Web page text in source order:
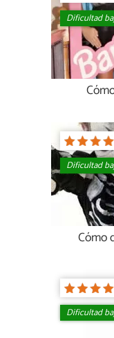
Dificultad
Dificultad
Cómo
Dificultad